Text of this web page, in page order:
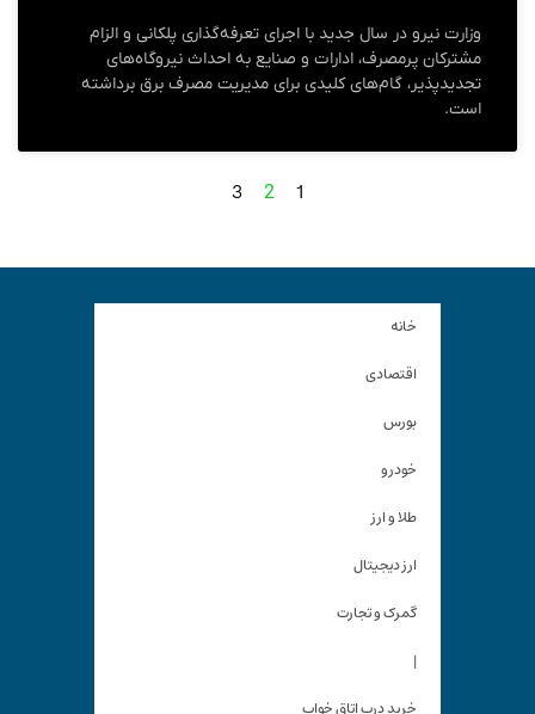
وزارت نیرو در سال جدید با اجرای تعرفه‌گذاری پلکانی و الزام
مشترکان پرمصرف، ادارات و صنایع به احداث نیروگاه‌های
تجدیدپذیر، گام‌های کلیدی برای مدیریت مصرف برق برداشته
است.
1
2
3
خانه
اقتصادی
بورس
خودرو
طلا و ارز
ارز دیجیتال
گمرک و تجارت
|
خرید درب اتاق خواب